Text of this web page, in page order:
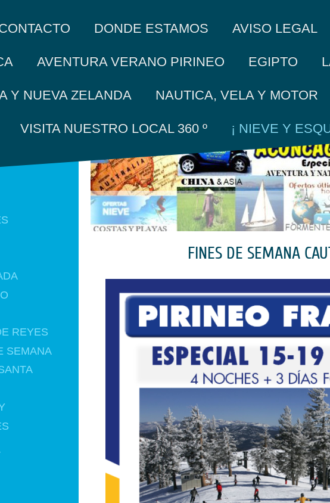
DONDE ESTAMOS AVISO LEGAL
AVENTURA VERANO PIRINEO EGIPTO
Y NUEVA ZELANDA NAUTICA, VELA Y MOTOR
VISITA NUESTRO LOCAL 360 º ¡ NIEVE Y
FINES DE SEMANA
REYES
SEMANA